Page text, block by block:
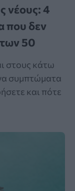
νέους: 4
που δεν
50
στους κάτω
συμπτώματα
και πότε